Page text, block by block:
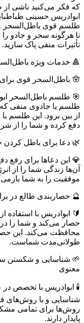
که فکر می‌کنید ناشی از
ابوادریس حسینی
طلسم قوی باطل‌السحر
تا هرگونه سحر و جادو
تأثیرات منفی پاک سازید.
🔺 خدمات ویژه
🪬 باطل‌السحر قوی برای رفع سحر، جادو و طلسمات خطرناک
🎯 طلسم باطل‌السحر
طلسم یا جادوی منفی که
از بین برود. این طلسم
دفع کرده و شما را از
🌿 دعا برای باطل
💎 این دعاها برای رفع
آن‌ها زندگی شما را از
موفقیت را به شما
🔮 حصاربندی طالع در
🔰 ابوادریس با
حصار می‌کند و شما را در
محافظت می‌کند. این
طولانی‌مدت شماست.
🌱 شناسایی و شکستن
معنوی
🕯 ابوادریس با تخصص در
شناسایی و با روش‌های
روش‌ها برای تمامی
پایدار دارند.